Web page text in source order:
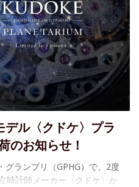
デル〈クドケ〉プラ
のお知らせ！
グランプリ（GPHG）で、2度
時計師メーカー〈クドケ〉か